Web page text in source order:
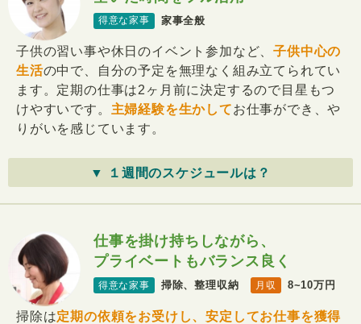
得意な家事 家事全般
子供の習い事や休日のイベント参加など、子供中心の
生活の中で、自分の予定を無理なく組み立てられてい
ます。定期の仕事は2ヶ月前に決定するので目星もつ
けやすいです。 主婦経験を生かしてお仕事ができ、や
りがいを感じています。
▼ １週間のスケジュールは？
仕事を掛け持ちしながら、
プライベートもバランス良く
得意な家事 掃除、整理収納 月収 8~10万円
掃除は定期の依頼をお受けし、安定してお仕事を獲得